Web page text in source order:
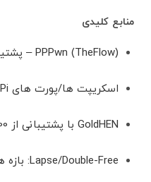
منابع کلیدی
PPPwn (TheFlow) – پشتیبانی PS4 تا 11.00.
اسکریپت ها/پورت های Raspberry Pi و Luckfox برای PPPwn.
GoldHEN با پشتیبانی از PPPwn/11.00 و وضعیت نسخه ها.
Lapse/Double-Free: بازه های فریمور و نیاز به یوزرلند.